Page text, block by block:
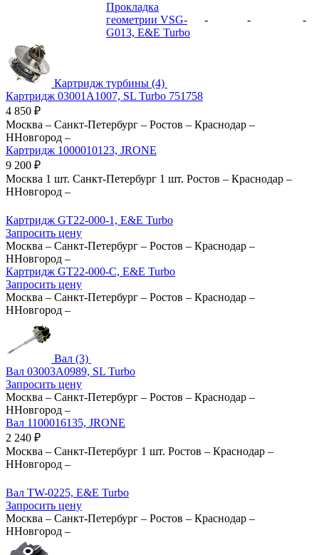
Прокладка
геометрии VSG-
G013, E&E Turbo
- - -
Картридж турбины (4)
Картридж 03001A1007, SL Turbo 751758
4 850 ₽
Москва – Санкт-Петербург – Ростов – Краснодар –
ННовгород –
Картридж 1000010123, JRONE
9 200 ₽
Москва 1 шт. Санкт-Петербург 1 шт. Ростов – Краснодар –
ННовгород –
Картридж GT22-000-1, E&E Turbo
Запросить цену
Москва – Санкт-Петербург – Ростов – Краснодар –
ННовгород –
Картридж GT22-000-C, E&E Turbo
Запросить цену
Москва – Санкт-Петербург – Ростов – Краснодар –
ННовгород –
Вал (3)
Вал 03003A0989, SL Turbo
Запросить цену
Москва – Санкт-Петербург – Ростов – Краснодар –
ННовгород –
Вал 1100016135, JRONE
2 240 ₽
Москва – Санкт-Петербург 1 шт. Ростов – Краснодар –
ННовгород –
Вал TW-0225, E&E Turbo
Запросить цену
Москва – Санкт-Петербург – Ростов – Краснодар –
ННовгород –